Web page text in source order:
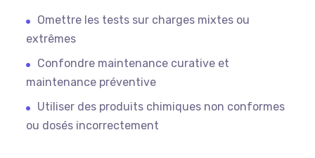
Omettre les tests sur charges mixtes ou
extrêmes
Confondre maintenance curative et
maintenance préventive
Utiliser des produits chimiques non conformes
ou dosés incorrectement